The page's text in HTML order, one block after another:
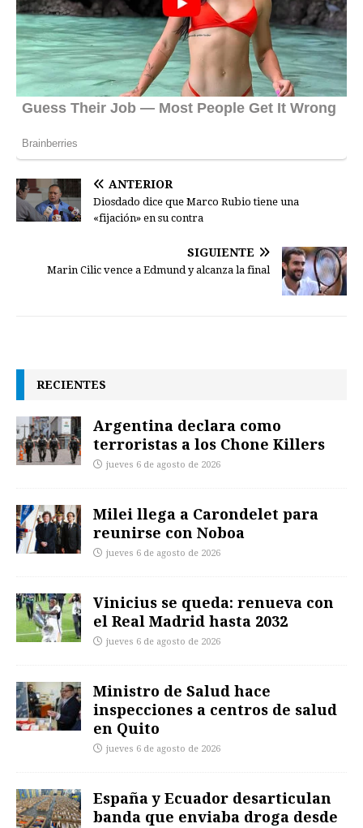
ANTERIOR
Diosdado dice que Marco Rubio tiene una
«fijación» en su contra
SIGUIENTE
Marin Cilic vence a Edmund y alcanza la final
RECIENTES
Argentina declara como
terroristas a los Chone Killers
jueves 6 de agosto de 2026
Milei llega a Carondelet para
reunirse con Noboa
jueves 6 de agosto de 2026
Vinicius se queda: renueva con
el Real Madrid hasta 2032
jueves 6 de agosto de 2026
Ministro de Salud hace
inspecciones a centros de salud
en Quito
jueves 6 de agosto de 2026
España y Ecuador desarticulan
banda que enviaba droga desde